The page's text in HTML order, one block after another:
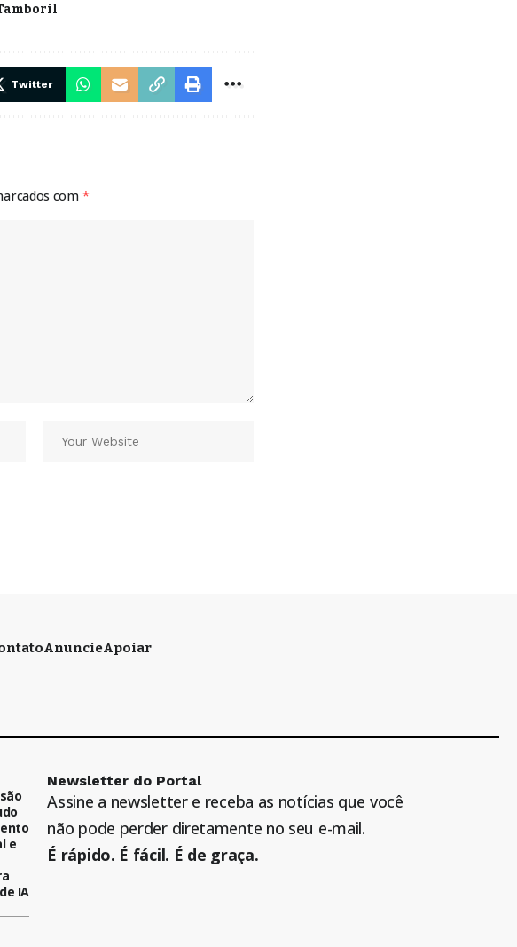
Twitter
com *
AnuncieApoiar
e
IA
Newsletter do Portal
Assine a newsletter e receba as notícias que você
não pode perder diretamente no seu e-mail.
É rápido. É fácil. É de graça.